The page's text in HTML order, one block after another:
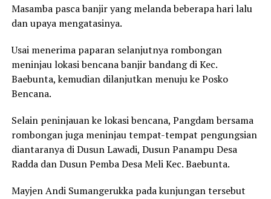
Masamba pasca banjir yang melanda beberapa hari lalu
dan upaya mengatasinya.
Usai menerima paparan selanjutnya rombongan
meninjau lokasi bencana banjir bandang di Kec.
Baebunta, kemudian dilanjutkan menuju ke Posko
Bencana.
Selain peninjauan ke lokasi bencana, Pangdam bersama
rombongan juga meninjau tempat-tempat pengungsian
diantaranya di Dusun Lawadi, Dusun Panampu Desa
Radda dan Dusun Pemba Desa Meli Kec. Baebunta.
Mayjen Andi Sumangerukka pada kunjungan tersebut